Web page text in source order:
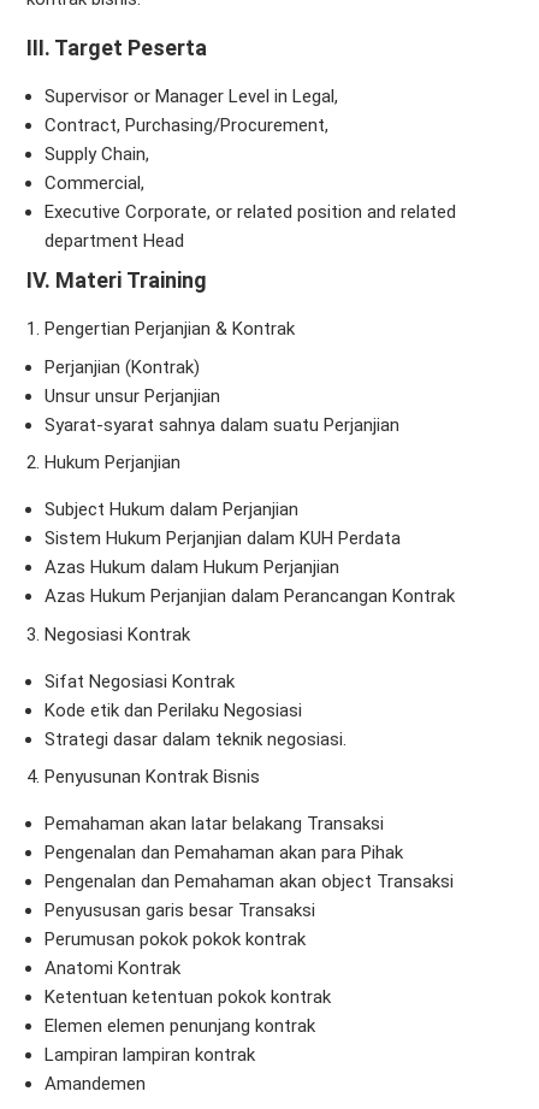
III. Target Peserta
Supervisor or Manager Level in Legal,
Contract, Purchasing/Procurement,
Supply Chain,
Commercial,
Executive Corporate, or related position and related
department Head
IV. Materi Training
Pengertian Perjanjian & Kontrak
Perjanjian (Kontrak)
Unsur unsur Perjanjian
Syarat-syarat sahnya dalam suatu Perjanjian
2. Hukum Perjanjian
Subject Hukum dalam Perjanjian
Sistem Hukum Perjanjian dalam KUH Perdata
Azas Hukum dalam Hukum Perjanjian
Azas Hukum Perjanjian dalam Perancangan Kontrak
3. Negosiasi Kontrak
Sifat Negosiasi Kontrak
Kode etik dan Perilaku Negosiasi
Strategi dasar dalam teknik negosiasi.
4. Penyusunan Kontrak Bisnis
Pemahaman akan latar belakang Transaksi
Pengenalan dan Pemahaman akan para Pihak
Pengenalan dan Pemahaman akan object Transaksi
Penyususan garis besar Transaksi
Perumusan pokok pokok kontrak
Anatomi Kontrak
Ketentuan ketentuan pokok kontrak
Elemen elemen penunjang kontrak
Lampiran lampiran kontrak
Amandemen